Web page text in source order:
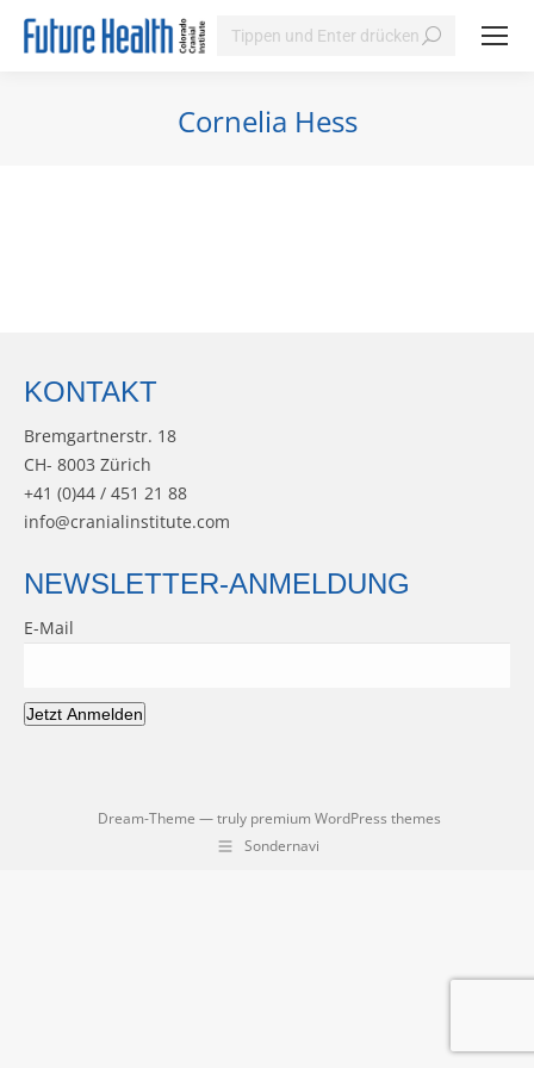
Search:
Cornelia Hess
KONTAKT
Bremgartnerstr. 18
CH- 8003 Zürich
+41 (0)44 / 451 21 88
info@cranialinstitute.com
NEWSLETTER-ANMELDUNG
E-Mail
Jetzt Anmelden
Dream-Theme — truly premium WordPress themes
Sondernavi